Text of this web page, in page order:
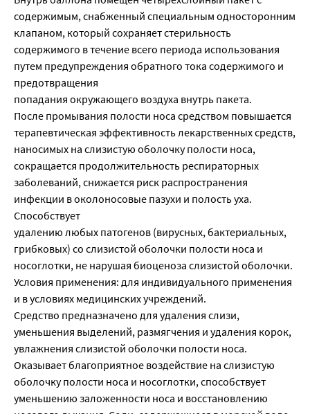
содержимым, снабженный специальным односторонним
клапаном, который сохраняет стерильность
содержимого в течение всего периода использования
путем предупреждения обратного тока содержимого и
предотвращения
попадания окружающего воздуха внутрь пакета.
После промывания полости носа средством повышается
терапевтическая эффективность лекарственных средств,
наносимых на слизистую оболочку полости носа,
сокращается продолжительность респираторных
заболеваний, снижается риск распространения
инфекции в околоносовые пазухи и полость уха.
Способствует
удалению любых патогенов (вирусных, бактериальных,
грибковых) со слизистой оболочки полости носа и
носоглотки, не нарушая биоценоза слизистой оболочки.
Условия применения: для индивидуального применения
и в условиях медицинских учреждений.
Средство предназначено для удаления слизи,
уменьшения выделений, размягчения и удаления корок,
увлажнения слизистой оболочки полости носа.
Оказывает благоприятное воздействие на слизистую
оболочку полости носа и носоглотки, способствует
уменьшению заложенности носа и восстановлению